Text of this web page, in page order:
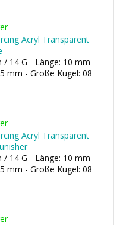
Acryl Transparent
/ 14 G - Länge: 10 mm -
mm - Große Kugel: 08
Acryl Transparent
/ 14 G - Länge: 10 mm -
mm - Große Kugel: 08